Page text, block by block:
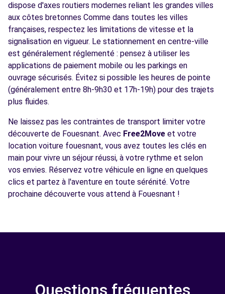
dispose d'axes routiers modernes reliant les grandes villes
aux côtes bretonnes Comme dans toutes les villes
françaises, respectez les limitations de vitesse et la
signalisation en vigueur. Le stationnement en centre-ville
est généralement réglementé : pensez à utiliser les
applications de paiement mobile ou les parkings en
ouvrage sécurisés. Évitez si possible les heures de pointe
(généralement entre 8h-9h30 et 17h-19h) pour des trajets
plus fluides.
Ne laissez pas les contraintes de transport limiter votre
découverte de Fouesnant. Avec Free2Move et votre
location voiture fouesnant, vous avez toutes les clés en
main pour vivre un séjour réussi, à votre rythme et selon
vos envies. Réservez votre véhicule en ligne en quelques
clics et partez à l'aventure en toute sérénité. Votre
prochaine découverte vous attend à Fouesnant !
Questions fréquentes